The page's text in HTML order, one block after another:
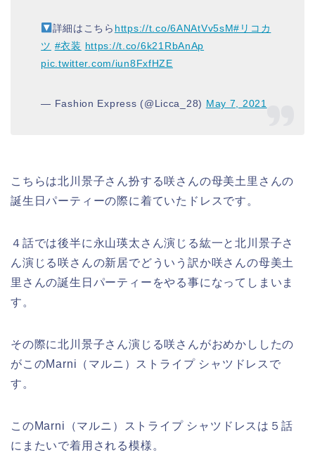
詳細はこちら https://t.co/6ANAtVv5sM#リコカ
ツ #衣装 https://t.co/6k21RbAnAp
pic.twitter.com/iun8FxfHZE
— Fashion Express (@Licca_28) May 7, 2021
こちらは北川景子さん扮する咲さんの母美土里さんの
誕生日パーティーの際に着ていたドレスです。
４話では後半に永山瑛太さん演じる紘一と北川景子さ
ん演じる咲さんの新居でどういう訳か咲さんの母美土
里さんの誕生日パーティーをやる事になってしまいま
す。
その際に北川景子さん演じる咲さんがおめかししたの
がこのMarni（マルニ）ストライプ シャツドレスで
す。
このMarni（マルニ）ストライプ シャツドレスは５話
にまたいで着用される模様。